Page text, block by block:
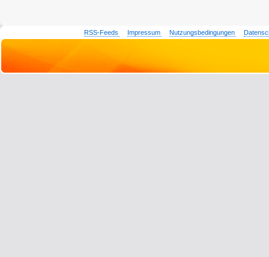
RSS-Feeds Impressum Nutzungsbedingungen